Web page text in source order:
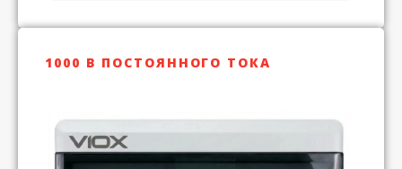
1000 В ПОСТОЯННОГО ТОКА